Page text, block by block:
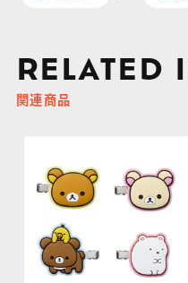
RELATED
関連商品